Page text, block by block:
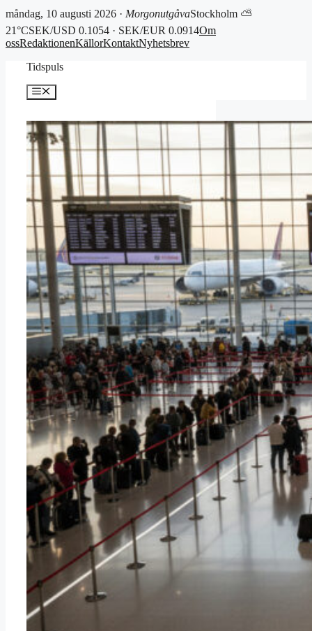
måndag, 10 augusti 2026 · MorgonutgåvaStockholm ⛅
21°CSEK/USD 0.1054 · SEK/EUR 0.0914Om
ossRedaktionenKällorKontaktNyhetsbrev
Tidspuls
Meny